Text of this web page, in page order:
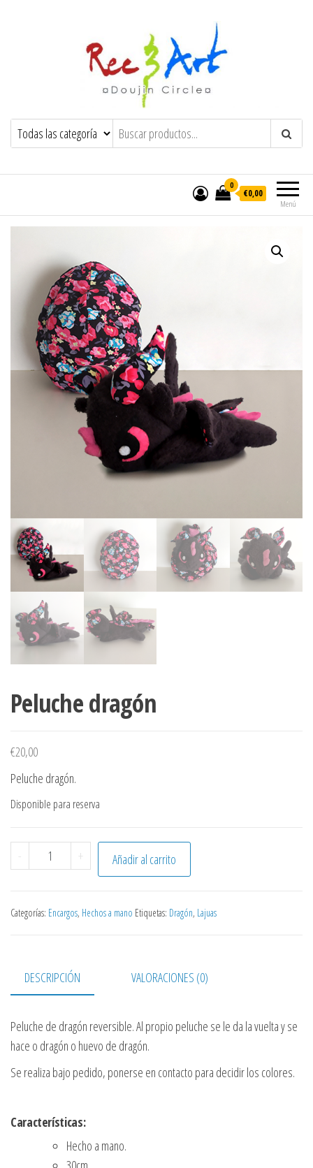
Rec & Art Trayendo felicidad y locura al mundo
Menú
0
€0,00
Peluche dragón
€20,00
Peluche dragón.
Disponible para reserva
- Peluche dragón cantidad
+ Añadir al carrito
Categorías: Encargos, Hechos a mano Etiquetas: Dragón, Lajuas
DESCRIPCIÓN VALORACIONES (0)
Peluche de dragón reversible. Al propio peluche se le da la vuelta y se
hace o dragón o huevo de dragón.
Se realiza bajo pedido, ponerse en contacto para decidir los colores.
Características:
Hecho a mano.